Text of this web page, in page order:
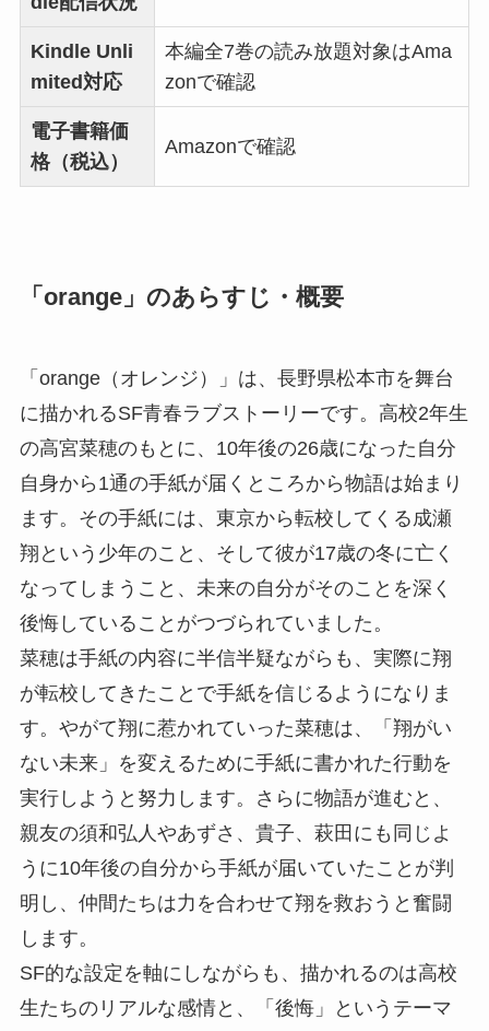
Kindle Unli
mited対応
本編全7巻の読み放題対象はAma
zonで確認
電子書籍価
格（税込）
Amazonで確認
「orange」のあらすじ・概要
「orange（オレンジ）」は、長野県松本市を舞台
に描かれるSF青春ラブストーリーです。高校2年生
の高宮菜穂のもとに、10年後の26歳になった自分
自身から1通の手紙が届くところから物語は始まり
ます。その手紙には、東京から転校してくる成瀬
翔という少年のこと、そして彼が17歳の冬に亡く
なってしまうこと、未来の自分がそのことを深く
後悔していることがつづられていました。
菜穂は手紙の内容に半信半疑ながらも、実際に翔
が転校してきたことで手紙を信じるようになりま
す。やがて翔に惹かれていった菜穂は、「翔がい
ない未来」を変えるために手紙に書かれた行動を
実行しようと努力します。さらに物語が進むと、
親友の須和弘人やあずさ、貴子、萩田にも同じよ
うに10年後の自分から手紙が届いていたことが判
明し、仲間たちは力を合わせて翔を救おうと奮闘
します。
SF的な設定を軸にしながらも、描かれるのは高校
生たちのリアルな感情と、「後悔」というテーマ